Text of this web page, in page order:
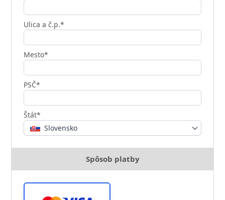
Ulica a č.p.*
Mesto*
PSČ*
Štát*
Slovensko
Spôsob platby